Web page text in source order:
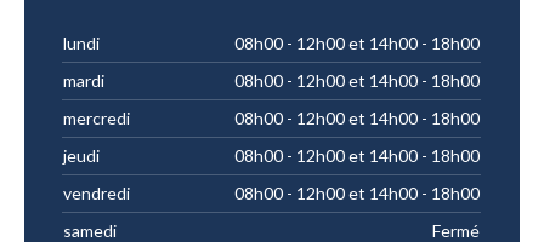
lundi
08h00 - 12h00 et 14h00 - 18h00
mardi
08h00 - 12h00 et 14h00 - 18h00
mercredi
08h00 - 12h00 et 14h00 - 18h00
jeudi
08h00 - 12h00 et 14h00 - 18h00
vendredi
08h00 - 12h00 et 14h00 - 18h00
samedi
Fermé